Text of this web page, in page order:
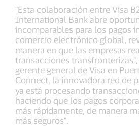
"Esta colaboración entre Visa
International Bank abre
incomparables para los pagos
comercio electrónico global,
manera en que las empresas
transacciones
gerente general de Visa en
Connect, la innovadora red de
ya está procesando
haciendo que los pagos
más rápidamente, de manera
más seguros".